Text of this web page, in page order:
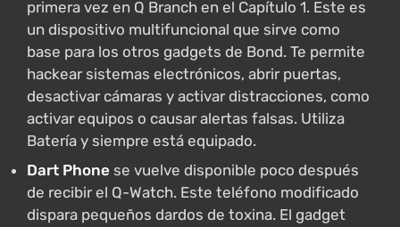
primera vez en Q Branch en el Capítulo 1. Este es
un dispositivo multifuncional que sirve como
base para los otros gadgets de Bond. Te permite
hackear sistemas electrónicos, abrir puertas,
desactivar cámaras y activar distracciones, como
activar equipos o causar alertas falsas. Utiliza
Batería y siempre está equipado.
Dart Phone se vuelve disponible poco después
de recibir el Q-Watch. Este teléfono modificado
dispara pequeños dardos de toxina. El gadget